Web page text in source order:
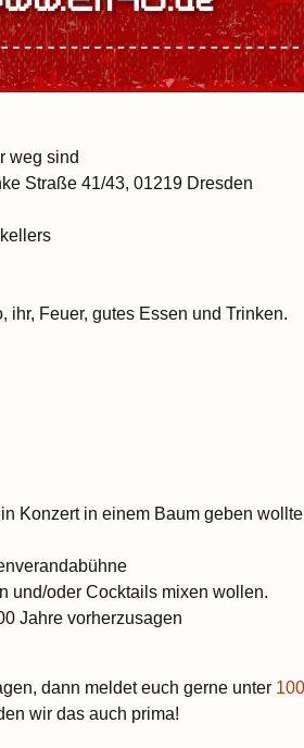
weg sind
Straße 41/43, 01219 Dresden
ihr, Feuer, gutes Essen und Trinken.
Konzert in einem Baum geben
und/oder Cocktails mixen wollen.
Jahre vorherzusagen
dann meldet euch gerne unter
wir das auch prima!